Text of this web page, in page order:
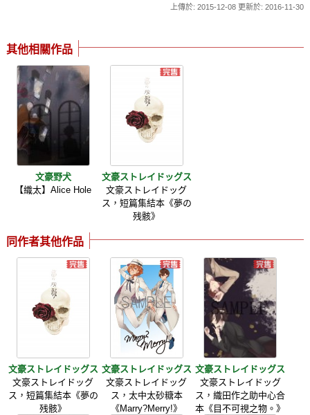
上傳於: 2015-12-08 更新於: 2016-11-30
其他相關作品
文豪野犬
【織太】Alice Hole
文豪ストレイドッグス
文豪ストレイドッグ
ス，短篇集結本《夢の
残骸》
同作者其他作品
文豪ストレイドッグス
文豪ストレイドッグ
ス，短篇集結本《夢の
残骸》
文豪ストレイドッグス
文豪ストレイドッグ
ス，太中太砂糖本
《Marry?Merry!》
文豪ストレイドッグス
文豪ストレイドッグ
ス，織田作之助中心合
本《目不可視之物。》